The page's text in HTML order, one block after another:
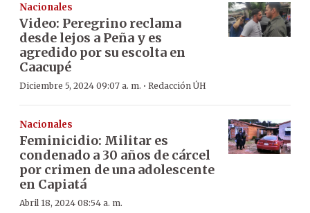
Nacionales
Video: Peregrino reclama
desde lejos a Peña y es
agredido por su escolta en
Caacupé
Diciembre 5, 2024 09:07 a. m. · Redacción ÚH
Nacionales
Feminicidio: Militar es
condenado a 30 años de cárcel
por crimen de una adolescente
en Capiatá
Abril 18, 2024 08:54 a. m.